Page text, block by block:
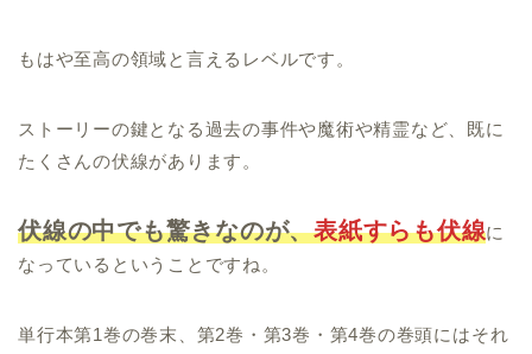
もはや至高の領域と言えるレベルです。
ストーリーの鍵となる過去の事件や魔術や精霊など、既に
たくさんの伏線があります。
伏線の中でも驚きなのが、表紙すらも伏線に
なっているということですね。
単行本第1巻の巻末、第2巻・第3巻・第4巻の巻頭にはそれ